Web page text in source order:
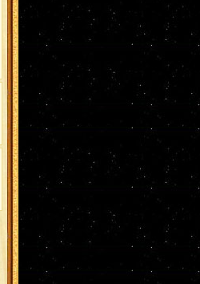
ОроПейн
НаруЦуна
(1)
ИноСаку
Итачи/Ино
Наруто и Хината
СосоДей
(1)
Тоби
(1)
СасуЦуна
Саске/Самуи
НаруТен
ЗабуХаку
СуйгКарин
ДжираКабу
Тендзо (Ямато)
КисаИта
Мадара/Самуи